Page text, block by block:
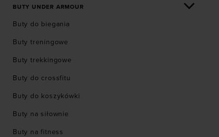
BUTY UNDER ARMOUR
Buty do biegania
Buty treningowe
Buty trekkingowe
Buty do crossfitu
Buty do koszykówki
Buty na siłownie
Buty na fitness